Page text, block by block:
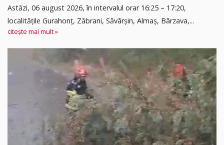
Astăzi, 06 august 2026, în intervalul orar 16:25 – 17:20,
localitățile Gurahonț, Zăbrani, Săvârșin, Almaș, Bârzava,...
citește mai mult »